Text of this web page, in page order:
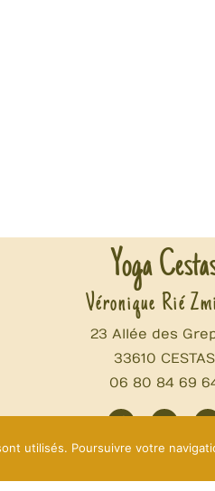
Yoga
Véronique Rié
23 Allée des
33610 CESTAS
06 80 84 69
Me contacter
utilisés. Poursuivre votre